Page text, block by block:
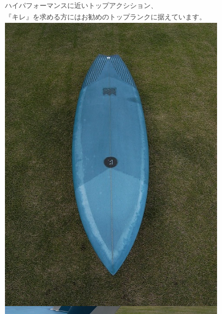
ハイパフォーマンスに近いトップアクシション、
『キレ』を求める方にはお勧めのトップランクに据えています。